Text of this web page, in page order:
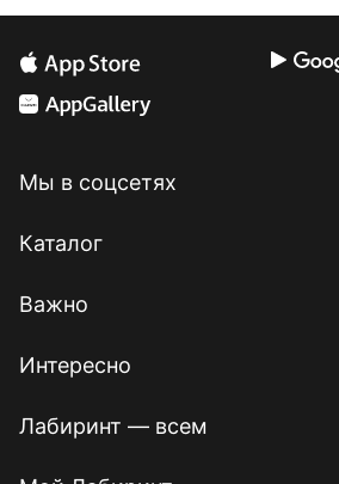
Мы в соцсетях
Каталог
Важно
Интересно
Лабиринт — всем